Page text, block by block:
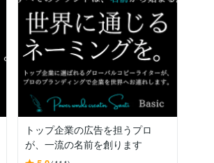
トップ企業の広告を担うプロ
が、一流の名前を創ります